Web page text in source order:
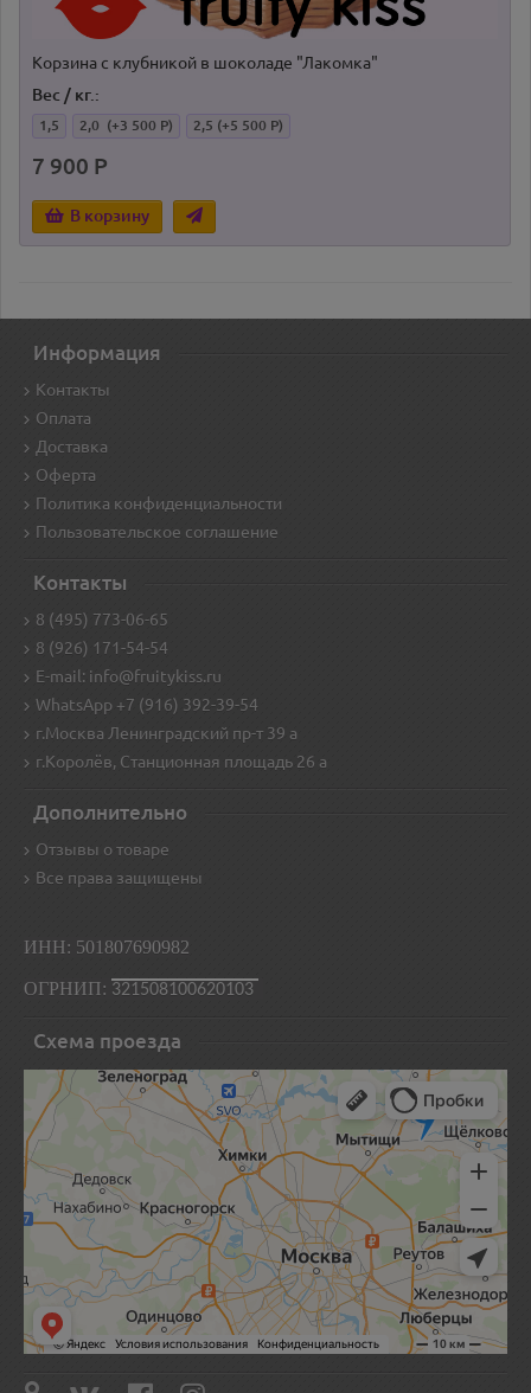
Корзина с клубникой в шоколаде "Лакомка"
Вес / кг.:
1,5 2,0 (+3 500 Р) 2,5 (+5 500 Р)
7 900 Р
В корзину
Информация
Контакты
Оплата
Доставка
Оферта
Политика конфиденциальности
Пользовательское соглашение
Контакты
8 (495) 773-06-65
8 (926) 171-54-54
E-mail: info@fruitykiss.ru
WhatsApp +7 (916) 392-39-54
г.Москва Ленинградский пр-т 39 а
г.Королёв, Станционная площадь 26 а
Дополнительно
Отзывы о товаре
Все права защищены
ИНН: 501807690982
ОГРНИП: 321508100620103
Схема проезда